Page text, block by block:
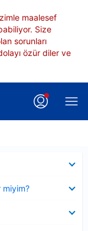
maalesef
Size
sorunları
özür diler ve
miyim?